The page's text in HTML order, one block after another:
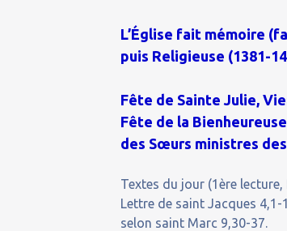
L’Église fait mémoire
puis Religieuse (1381-
Fête de Sainte Julie,
Fête de la
des Sœurs ministres
Textes du jour (1ère lecture,
Lettre de saint Jacques
selon saint Marc 9,30-37.